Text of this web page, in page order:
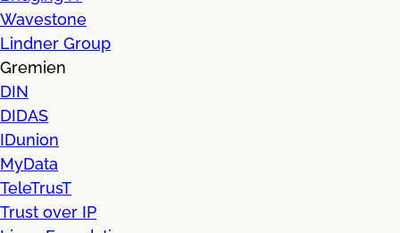
Wavestone
Lindner Group
Gremien
DIN
DIDAS
IDunion
MyData
TeleTrusT
Trust over IP